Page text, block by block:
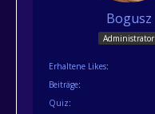
Bogusz
Administrator
Erhaltene Likes
Beiträge
Quiz